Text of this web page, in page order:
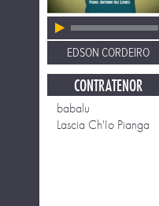
EDSON CORDEIRO
CONTRATENOR
babalu
Lascia Ch'Io Pianga